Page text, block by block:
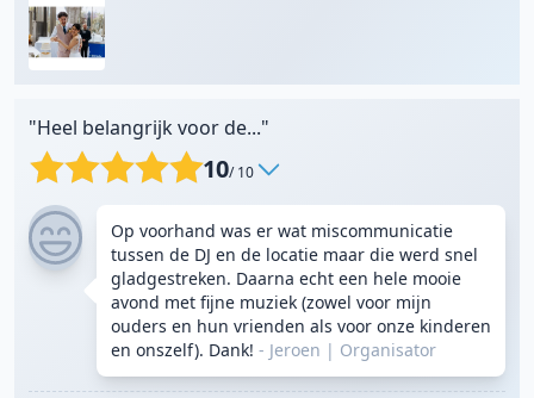
"Heel belangrijk voor de..."
10/ 10
Op voorhand was er wat miscommunicatie
tussen de DJ en de locatie maar die werd snel
gladgestreken. Daarna echt een hele mooie
avond met fijne muziek (zowel voor mijn
ouders en hun vrienden als voor onze kinderen
en onszelf). Dank! - Jeroen | Organisator